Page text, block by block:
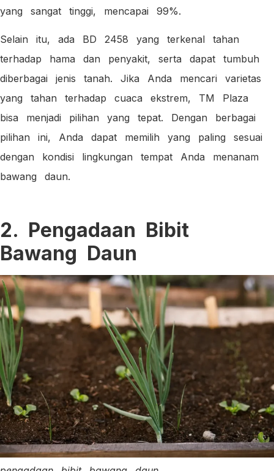
yang sangat tinggi, mencapai 99%.
Selain itu, ada BD 2458 yang terkenal tahan
terhadap hama dan penyakit, serta dapat tumbuh
diberbagai jenis tanah. Jika Anda mencari varietas
yang tahan terhadap cuaca ekstrem, TM Plaza
bisa menjadi pilihan yang tepat. Dengan berbagai
pilihan ini, Anda dapat memilih yang paling sesuai
dengan kondisi lingkungan tempat Anda menanam
bawang daun.
2. Pengadaan Bibit
Bawang Daun